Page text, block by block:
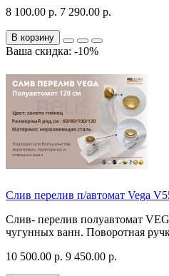
8 100.00 р. 7 290.00 р.
В корзину
Ваша скидка: -10%
Слив перелив п/автомат Vega
Слив- перелив полуавтомат
чугунных ванн. Поворотная
10 500.00 р. 9 450.00 р.